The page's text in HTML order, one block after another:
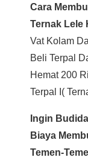
Cara
Ternak Lele
Vat Kolam
Beli Terpal
Hemat 200
Terpal I(
Ingin
Biaya
Temen-